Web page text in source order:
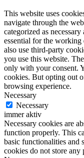
This website uses
navigate through the
categorized as
essential for the
also use third-party
you use this website.
only with your consent.
cookies. But opting out
browsing experience.
Necessary
Necessary
immer aktiv
Necessary cookies are
function properly. This
basic functionalities and
cookies do not store any